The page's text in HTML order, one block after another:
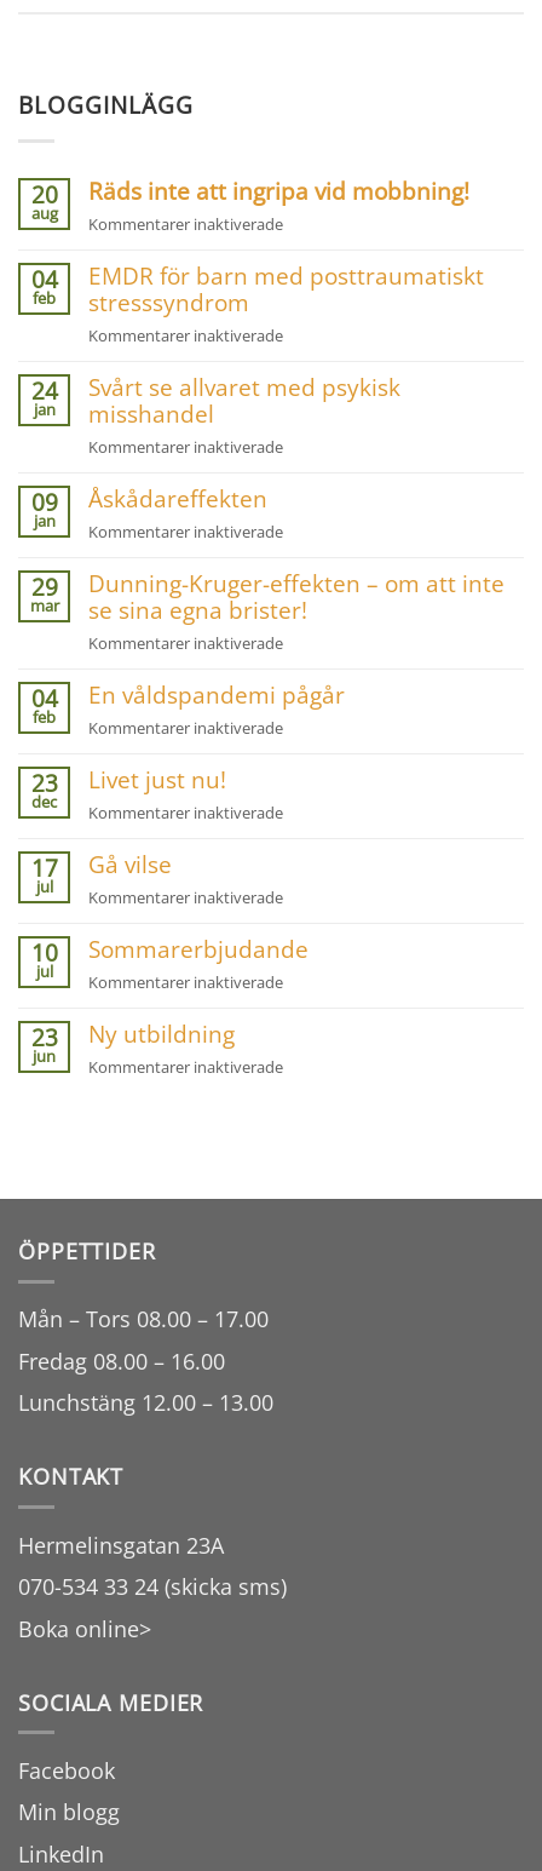
BLOGGINLÄGG
20
aug
Räds inte att ingripa vid mobbning!
Kommentarer inaktiveradeför
inte
mobbning!
04
feb
EMDR för barn med posttraumatiskt
stresssyndrom
Kommentarer inaktiveradeför
för
24
jan
Svårt se allvaret med psykisk
misshandel
Kommentarer inaktiveradeför
psykisk
misshandel
09
jan
Åskådareffekten
Kommentarer inaktiveradeför
29
mar
Dunning-Kruger-effekten – om att inte
se sina egna brister!
Kommentarer inaktiveradeför
Kruger-
inte
egna
04
feb
En våldspandemi pågår
Kommentarer inaktiveradeför
23
dec
Livet just nu!
Kommentarer inaktiveradeför
17
jul
Gå vilse
Kommentarer inaktiveradeför
vilse
10
jul
Sommarerbjudande
Kommentarer inaktiveradeför
23
jun
Ny utbildning
Kommentarer inaktiveradeför
ÖPPETTIDER
Mån – Tors 08.00 – 17.00
Fredag 08.00 – 16.00
Lunchstäng 12.00 – 13.00
KONTAKT
Hermelinsgatan 23A
070-534 33 24 (skicka sms)
Boka online>
SOCIALA MEDIER
Facebook
Min blogg
LinkedIn